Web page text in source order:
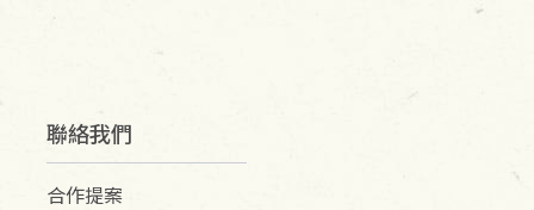
聯絡我們
合作提案